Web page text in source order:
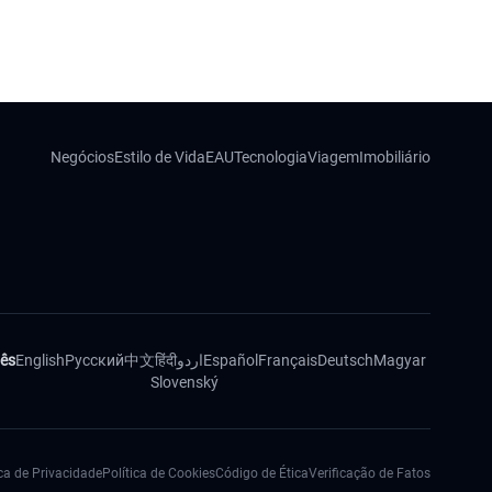
NegóciosEstilo de VidaEAUTecnologiaViagemImobiliário
EnglishРусский中文हिंदीاردوEspañol FrançaisDeutschMagyar
Slovenský
de PrivacidadePolítica de CookiesCódigo de ÉticaVerificação de Fatos